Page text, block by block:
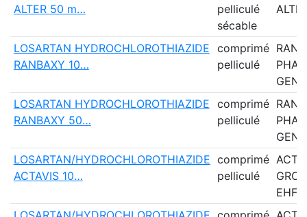
ALTER 50 m…
pelliculé
sécable
LOSARTAN HYDROCHLOROTHIAZIDE
RANBAXY 10…
comprimé
pelliculé
LOSARTAN HYDROCHLOROTHIAZIDE
RANBAXY 50…
comprimé
pelliculé
LOSARTAN/HYDROCHLOROTHIAZIDE
ACTAVIS 10…
comprimé
pelliculé
EHF